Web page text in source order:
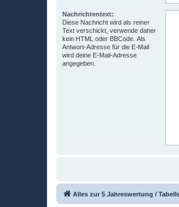
Nachrichtentext:
Diese Nachricht wird als reiner
Text verschickt, verwende daher
kein HTML oder BBCode. Als
Antwort-Adresse für die E-Mail
wird deine E-Mail-Adresse
angegeben.
Alles zur 5 Jahreswertung /